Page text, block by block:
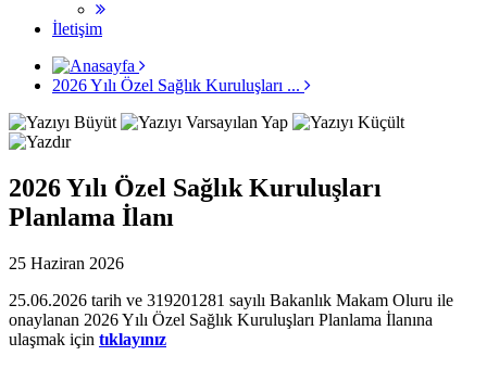
İletişim
2026 Yılı Özel Sağlık Kuruluşları ...
2026 Yılı Özel Sağlık Kuruluşları
Planlama İlanı
25 Haziran 2026
25.06.2026 tarih ve 319201281 sayılı Bakanlık Makam Oluru ile
onaylanan 2026 Yılı Özel Sağlık Kuruluşları Planlama İlanına
ulaşmak için tıklayınız